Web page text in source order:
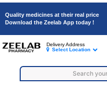
Quality medicines at their real price
Download the Zeelab App today !
Delivery Address
Select Location